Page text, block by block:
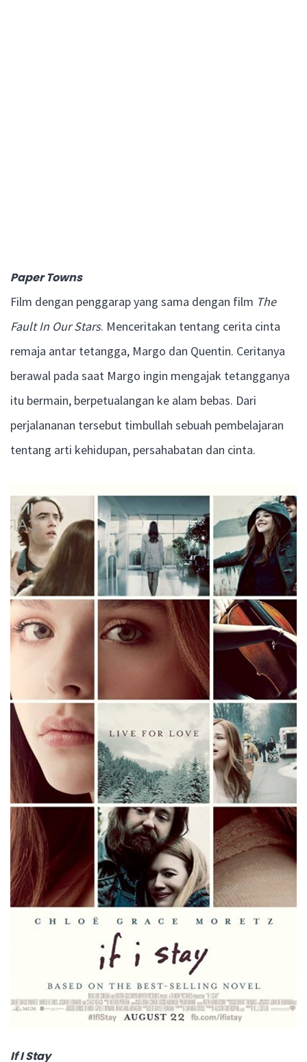
Paper Towns
Film dengan penggarap yang sama dengan film The
Fault In Our Stars. Menceritakan tentang cerita cinta
remaja antar tetangga, Margo dan Quentin. Ceritanya
berawal pada saat Margo ingin mengajak tetangganya
itu bermain, berpetualangan ke alam bebas. Dari
perjalananan tersebut timbullah sebuah pembelajaran
tentang arti kehidupan, persahabatan dan cinta.
If I Stay